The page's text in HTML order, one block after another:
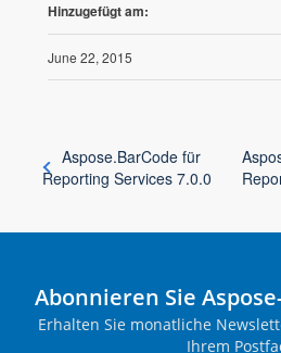
Hinzugefügt am:
June 22, 2015
Aspose.BarCode für
Reporting Services 7.0.0
Abonnieren Sie
Erhalten Sie monatliche
Ihrem